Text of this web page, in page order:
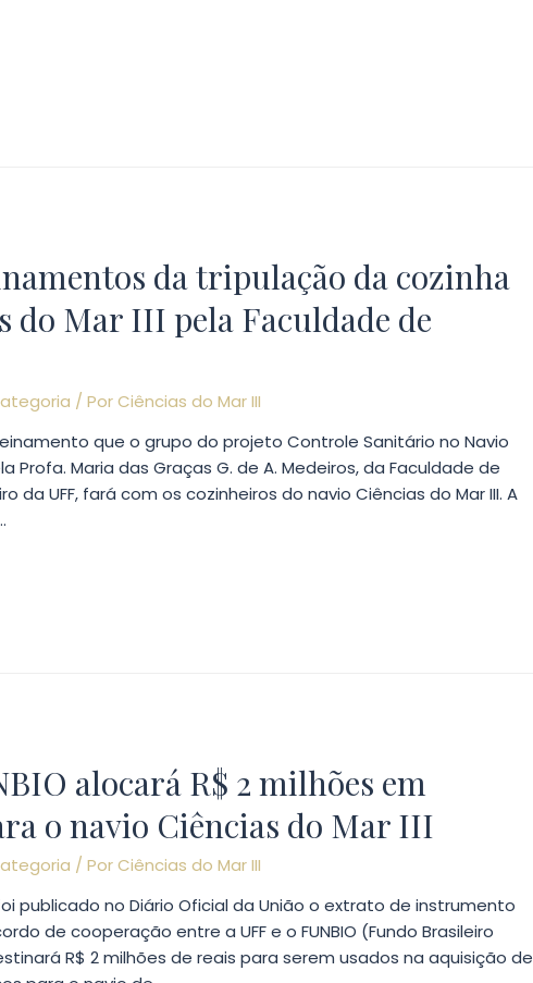
da tripulação da cozinha
do Mar III pela Faculdade de
/ PorCiências do Mar III
que o grupo do projeto Controle Sanitário no Navio
Profa. Maria das Graças G. de A. Medeiros, da Faculdade de
da UFF, fará com os cozinheiros do navio Ciências do Mar III. A
alocará R$ 2 milhões em
o navio Ciências do Mar III
/ PorCiências do Mar III
publicado no Diário Oficial da União o extrato de instrumento
de cooperação entre a UFF e o FUNBIO (Fundo Brasileiro
R$ 2 milhões de reais para serem usados na aquisição de